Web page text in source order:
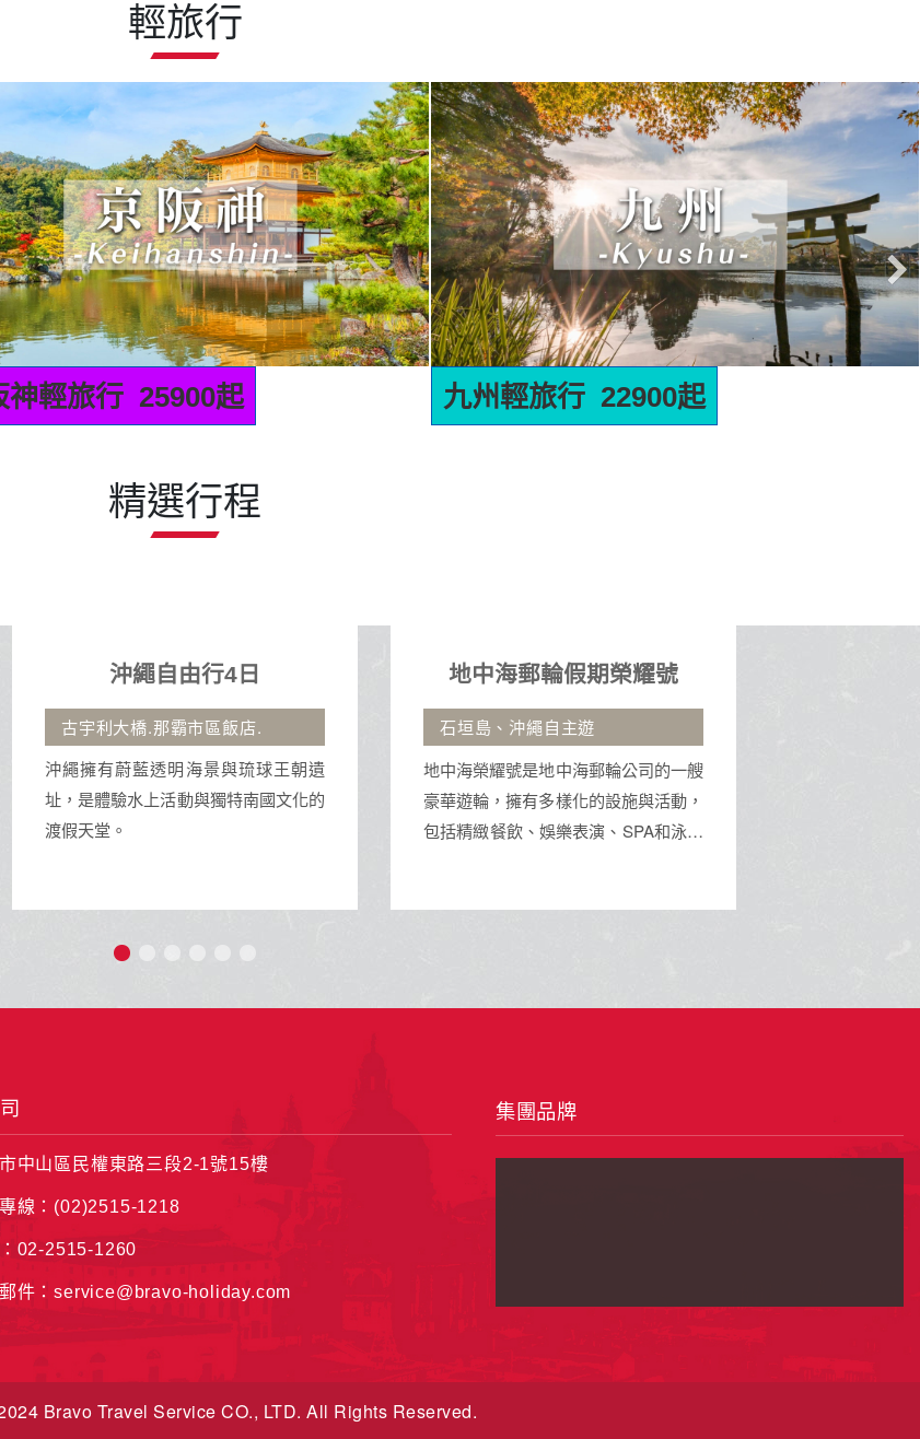
精選行程
地中海郵輪假期榮耀號
石垣島、沖繩自主遊
地中海榮耀號是地中海郵輪公司的一艘
豪華遊輪，擁有多樣化的設施與活動，
包括精緻餐飲、娛樂表演、SPA和泳池
等，為旅客提供豪華舒適的海上旅行體
驗。
峴港５日
無購物站、印象會安秀、巴拿山
佛手
峴港是越南中部的港口城市，以美溪沙
灘、巴拿山佛手大橋及古老的神聖五行
山聞名。這裡融合了現代都市魅力與深
厚文化底蘊，鄰近會安古鎮，是集休閒
九
御船山.湯布
車
一半是火山的
柔。坐看由布
市中山區民權東路三段2-1號15樓
專線：(02)2515-1218
：02-2515-1260
郵件：service@bravo-holiday.com
Bravo Travel Service CO., LTD. All Rights Reserved.